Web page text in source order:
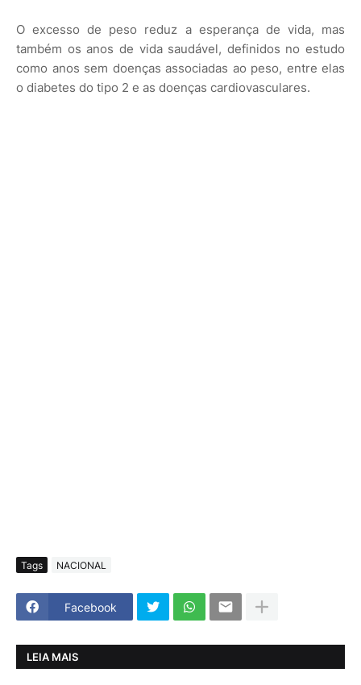
O excesso de peso reduz a esperança de vida, mas
também os anos de vida saudável, definidos no estudo
como anos sem doenças associadas ao peso, entre elas
o diabetes do tipo 2 e as doenças cardiovasculares.
Tags NACIONAL
Facebook
LEIA MAIS